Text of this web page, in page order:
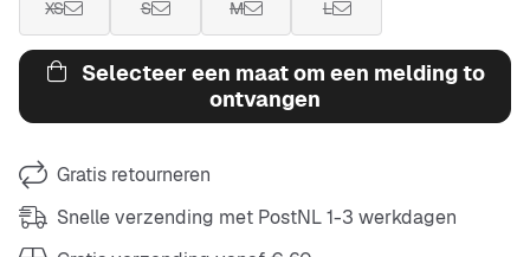
XS S M L
Selecteer een maat om een melding to
ontvangen
Gratis retourneren
Snelle verzending met PostNL 1-3 werkdagen